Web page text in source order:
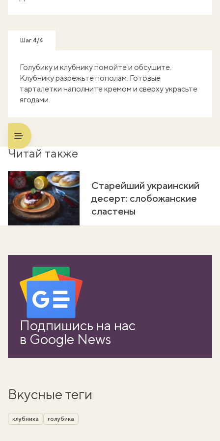
Шаг 4/4
Голубику и клубнику помойте и обсушите.
Клубнику разрежьте пополам. Готовые
тарталетки наполните кремом и сверху украсьте
ягодами.
Читай также
Старейший украинский
десерт: слобожанские
сластены
Подпишись на нас
в Google News
Вкусные теги
клубника голубика